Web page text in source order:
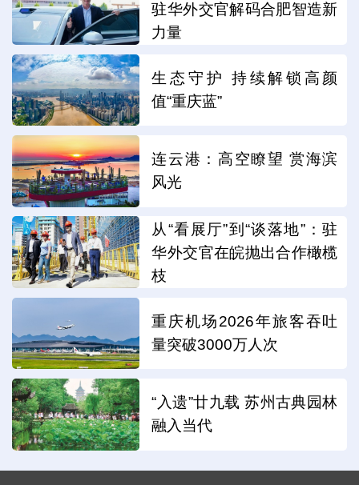
驻华外交官解码合肥智造新
力量
生态守护 持续解锁高颜
值“重庆蓝”
连云港：高空瞭望 赏海滨
风光
从“看展厅”到“谈落地”：驻
华外交官在皖抛出合作橄榄
枝
重庆机场2026年旅客吞吐
量突破3000万人次
“入遗”廿九载 苏州古典园林
融入当代